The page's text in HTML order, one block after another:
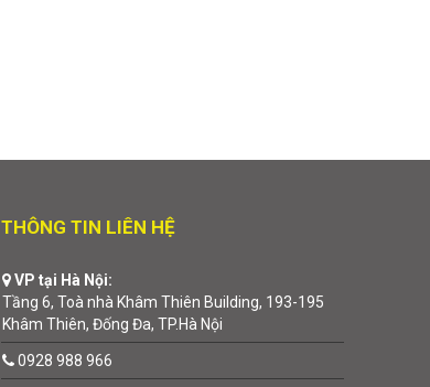
THÔNG TIN LIÊN HỆ
VP tại Hà Nội:
Tầng 6, Toà nhà Khâm Thiên Building, 193-195
Khâm Thiên, Đống Đa, TP.Hà Nội
0928 988 966